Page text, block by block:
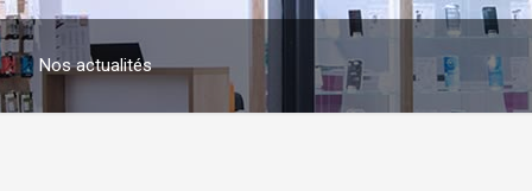
Nos actualités